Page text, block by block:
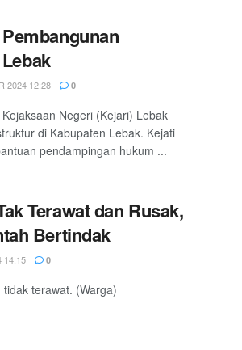
2024 12:28 0
Negeri (Kejari) Lebak
di Kabupaten Lebak. Kejati
pendampingan hukum ...
Terawat dan Rusak,
Bertindak
14:15 0
terawat. (Warga)